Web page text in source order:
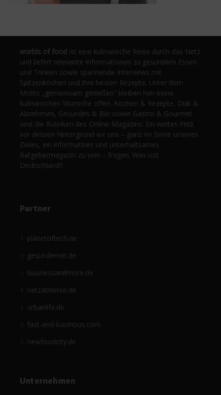
worlds of food ist eine kulinarische Reise durch das Netz
und liefert relevante Informationen zu gesundem Essen
und Trinken sowie spannende Interviews mit
Spitzenköchen und ihre besten Rezepte. Unter dem
Motto „gemeinsam genießen“ bleiben hier keine
kulinarischen Wünsche offen. Kochen & Rezepte, Diät &
Abnehmen, Gesundes & Bio sowie Gastro & Gourmet
sind die Rubriken des Online-Magazins. Ein weites Feld,
vor dessen Hintergrund wir uns – ganz im Sinne unseres
Zieles, ein informatives und unterhaltsames
Ratgebermagazin zu sein – fragen: Was isst
Deutschland?
Partner
planetoftech.de
gesündernet.de
businessandmore.de
netzathleten.de
urbanlife.de
fast-and-luxurious.com
newfoodcity.de
Unternehmen